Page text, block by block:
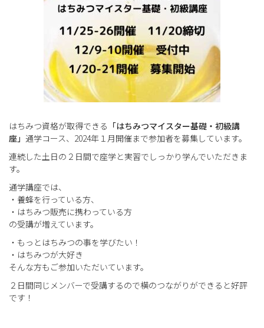
はちみつ資格が取得できる 「はちみつマイスター基礎・初級講
座」 通学コース、2024年１月開催まで参加者を募集しています。
連続した土日の２日間で座学と実習でしっかり学んでいただきま
す。
通学講座では、
・養蜂を行っている方、
・はちみつ販売に携わっている方
の受講が増えています。
・もっとはちみつの事を学びたい！
・はちみつが大好き
そんな方もご参加いただいています。
２日間同じメンバーで受講するので横のつながりができると好評
です！